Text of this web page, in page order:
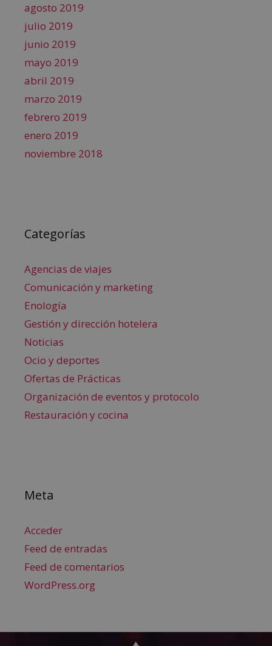
agosto 2019
julio 2019
junio 2019
mayo 2019
abril 2019
marzo 2019
febrero 2019
enero 2019
noviembre 2018
Categorías
Agencias de viajes
Comunicación y marketing
Enología
Gestión y dirección hotelera
Noticias
Ocio y deportes
Ofertas de Prácticas
Organización de eventos y protocolo
Restauración y cocina
Meta
Acceder
Feed de entradas
Feed de comentarios
WordPress.org